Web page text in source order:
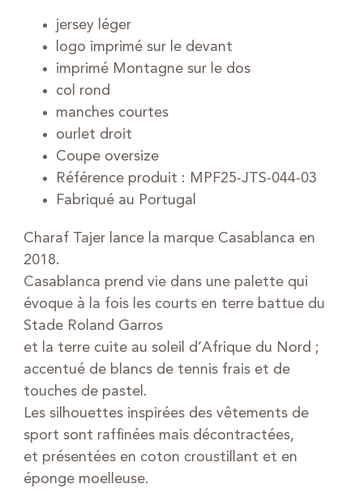
jersey léger
logo imprimé sur le devant
imprimé Montagne sur le dos
col rond
manches courtes
ourlet droit
Coupe oversize
Référence produit : MPF25-JTS-044-03
Fabriqué au Portugal
Charaf Tajer lance la marque Casablanca en
2018.
Casablanca prend vie dans une palette qui
évoque à la fois les courts en terre battue du
Stade Roland Garros
et la terre cuite au soleil d’Afrique du Nord ;
accentué de blancs de tennis frais et de
touches de pastel.
Les silhouettes inspirées des vêtements de
sport sont raffinées mais décontractées,
et présentées en coton croustillant et en
éponge moelleuse.